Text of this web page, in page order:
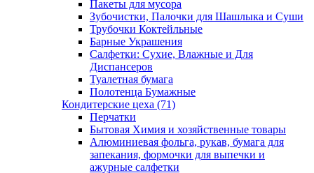
Пакеты для мусора
Зубочистки, Палочки для Шашлыка и Суши
Трубочки Коктейльные
Барные Украшения
Салфетки: Сухие, Влажные и Для
Диспансеров
Туалетная бумага
Полотенца Бумажные
Кондитерские цеха (71)
Перчатки
Бытовая Химия и хозяйственные товары
Алюминиевая фольга, рукав, бумага для
запекания, формочки для выпечки и
ажурные салфетки